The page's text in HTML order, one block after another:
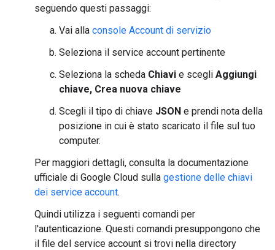
seguendo questi passaggi:
Vai alla console Account di servizio
Seleziona il service account pertinente
Seleziona la scheda Chiavi e scegli Aggiungi
chiave, Crea nuova chiave
Scegli il tipo di chiave JSON e prendi nota della
posizione in cui è stato scaricato il file sul tuo
computer.
Per maggiori dettagli, consulta la documentazione
ufficiale di Google Cloud sulla gestione delle chiavi
dei service account.
Quindi utilizza i seguenti comandi per
l'autenticazione. Questi comandi presuppongono che
il file del service account si trovi nella directory